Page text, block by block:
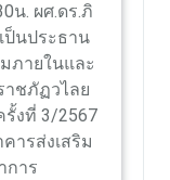
น. ผศ.ดร.ภิ
ป็นประธาน
ภายในและ
าชภัฏวไลย
งที่ 3/2567
ารส่งเสริม
การ